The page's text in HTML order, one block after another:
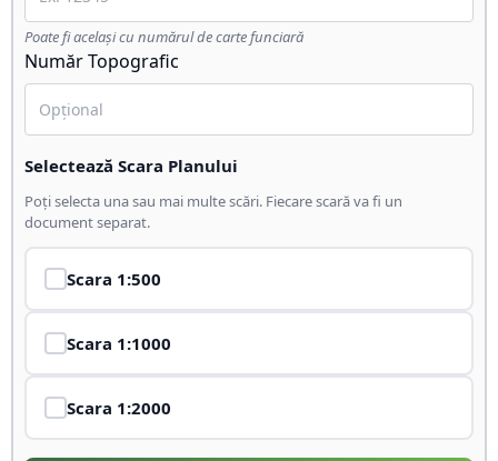
Poate fi același cu numărul de carte funciară
Număr Topografic
Selectează Scara Planului
Poți selecta una sau mai multe scări. Fiecare scară va fi un
document separat.
Scara 1:500
Scara 1:1000
Scara 1:2000